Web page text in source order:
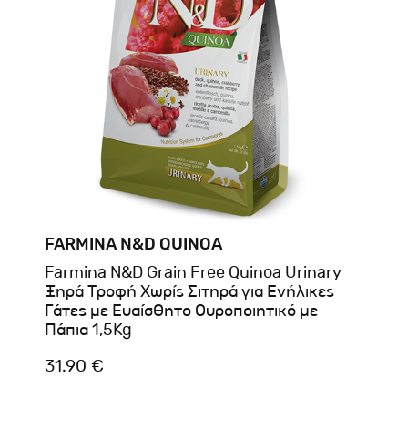
FARMINA N&D QUINOA
Farmina N&D Grain Free Quinoa Urinary
Ξηρά Τροφή Χωρίς Σιτηρά για Ενήλικες
Γάτες με Ευαίσθητο Ουροποιητικό με
Πάπια 1,5Kg
31.90 €